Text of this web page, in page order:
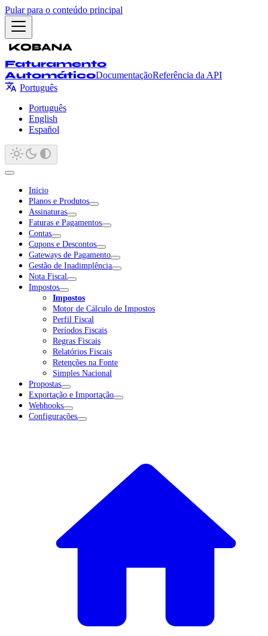
Pular para o conteúdo principal
Faturamento
AutomáticoDocumentaçãoReferência da API
Português
Português
English
Español
Início
Planos e Produtos
Assinaturas
Faturas e Pagamentos
Contas
Cupons e Descontos
Gateways de Pagamento
Gestão de Inadimplência
Nota Fiscal
Impostos
Impostos
Motor de Cálculo de Impostos
Perfil Fiscal
Períodos Fiscais
Regras Fiscais
Relatórios Fiscais
Retenções na Fonte
Simples Nacional
Propostas
Exportação e Importação
Webhooks
Configurações